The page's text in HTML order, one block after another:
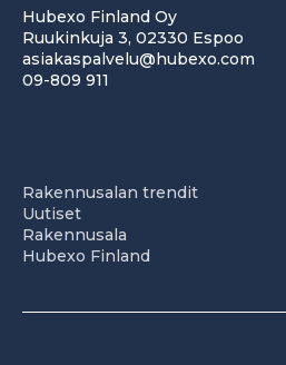
Hubexo Finland Oy
Ruukinkuja 3, 02330 Espoo
asiakaspalvelu@hubexo.com
09-809 911
Rakennusalan trendit
Uutiset
Rakennusala
Hubexo Finland